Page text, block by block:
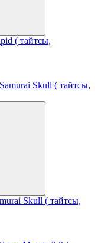
( тайтсы,
Skull ( тайтсы,